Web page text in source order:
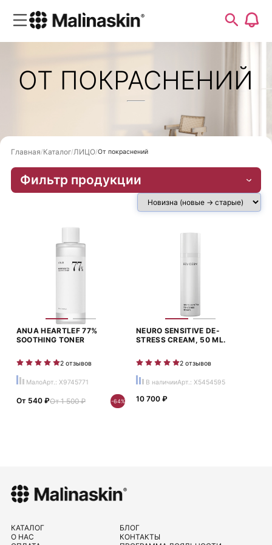
ОТ ПОКРАСНЕНИЙ
Главная Каталог ЛИЦО От покраснений
Фильтр продукции
ANUA HEARTLEF 77%
SOOTHING TONER
2 отзывов
МалоАрт.: X9745771
От 540 ₽От 1 500 ₽ -64%
NEURO SENSITIVE DE-
STRESS CREAM, 50 ML.
2 отзывов
В наличииАрт.: X5454595
10 700 ₽
КАТАЛОГ
О НАС
БЛОГ
КОНТАКТЫ